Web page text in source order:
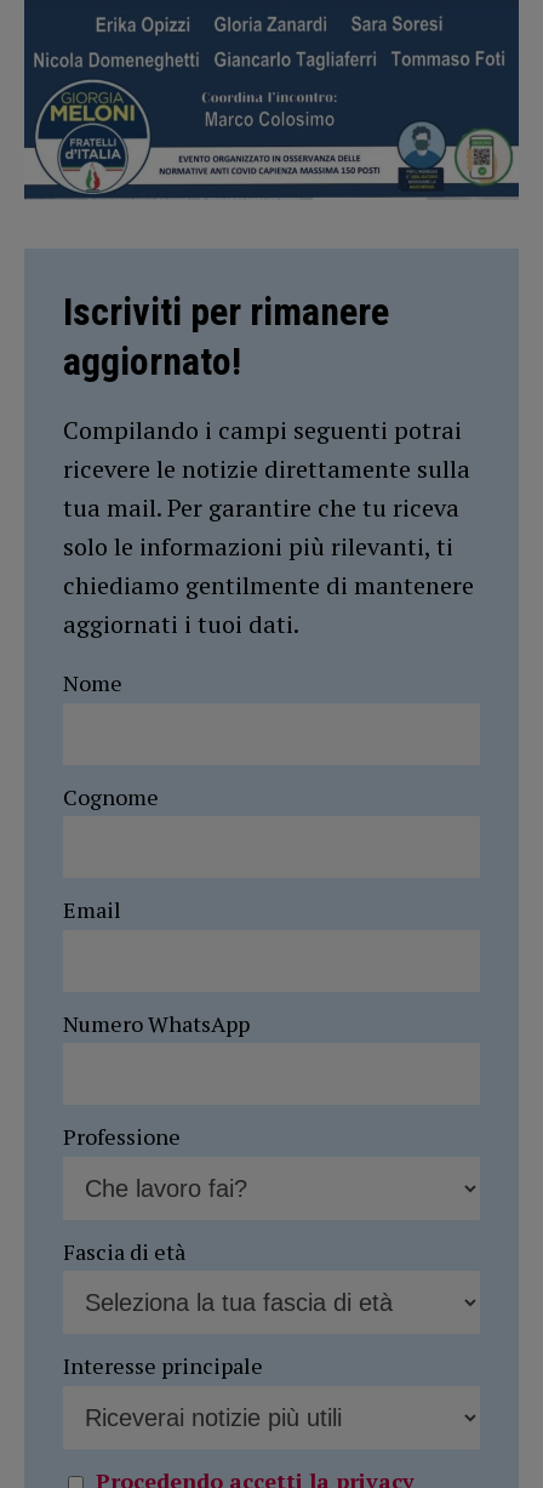
Iscriviti per rimanere
aggiornato!
Compilando i campi seguenti potrai
ricevere le notizie direttamente sulla
tua mail. Per garantire che tu riceva
solo le informazioni più rilevanti, ti
chiediamo gentilmente di mantenere
aggiornati i tuoi dati.
Nome
Cognome
Email
Numero WhatsApp
Professione
Fascia di età
Interesse principale
Procedendo accetti la privacy